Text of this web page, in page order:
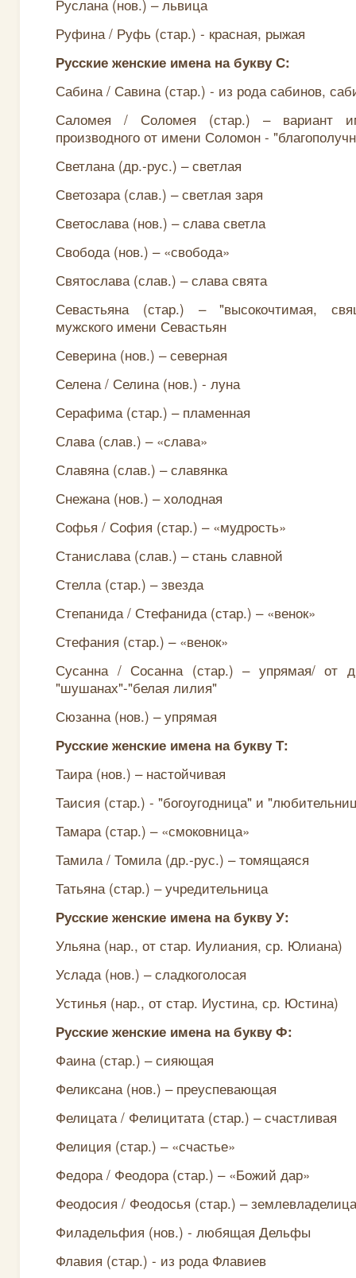
Руслана (нов.) – львица
Руфина / Руфь (стар.) - красная, рыжая
Русские женские имена на букву С:
Сабина / Савина (стар.) - из рода сабинов,
Саломея / Соломея (стар.) – вариант
производного от имени Соломон -
Светлана (др.-рус.) – светлая
Светозара (слав.) – светлая заря
Светослава (нов.) – слава светла
Свобода (нов.) – «свобода»
Святослава (слав.) – слава свята
Севастьяна (стар.) – "высокочтимая,
мужского имени Севастьян
Северина (нов.) – северная
Селена / Селина (нов.) - луна
Серафима (стар.) – пламенная
Слава (слав.) – «слава»
Славяна (слав.) – славянка
Снежана (нов.) – холодная
Софья / София (стар.) – «мудрость»
Станислава (слав.) – стань славной
Стелла (стар.) – звезда
Степанида / Стефанида (стар.) – «венок»
Стефания (стар.) – «венок»
Сусанна / Сосанна (стар.) – упрямая/ от
"шушанах"-"белая лилия"
Сюзанна (нов.) – упрямая
Русские женские имена на букву Т:
Таира (нов.) – настойчивая
Таисия (стар.) - "богоугодница" и
Тамара (стар.) – «смоковница»
Тамила / Томила (др.-рус.) – томящаяся
Татьяна (стар.) – учредительница
Русские женские имена на букву У:
Ульяна (нар., от стар. Иулиания, ср. Юлиана)
Услада (нов.) – сладкоголосая
Устинья (нар., от стар. Иустина, ср. Юстина)
Русские женские имена на букву Ф:
Фаина (стар.) – сияющая
Феликсана (нов.) – преуспевающая
Фелицата / Фелицитата (стар.) – счастливая
Фелиция (стар.) – «счастье»
Федора / Феодора (стар.) – «Божий дар»
Феодосия / Феодосья (стар.) – землевладелица
Филадельфия (нов.) - любящая Дельфы
Флавия (стар.) - из рода Флавиев